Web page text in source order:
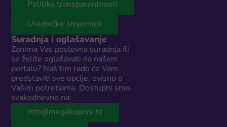
Politika transparentnosti
Uredničke smjernice
Suradnja i oglašavanje
Zanima Vas poslovna suradnja ili
se želite oglašavati na našem
portalu? Naš tim rado će Vam
predstaviti sve opcije, ovisno o
Vašim potrebama. Dostupni smo
svakodnevno na:
info@megakuponi.hr